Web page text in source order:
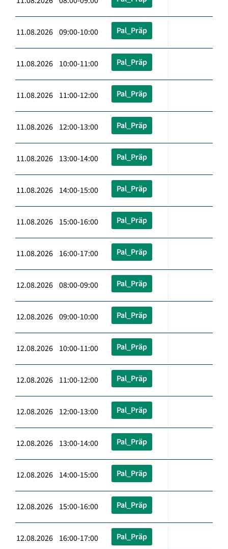
11.08.2026 09:00-10:00 Pal_Präp
11.08.2026 10:00-11:00 Pal_Präp
11.08.2026 11:00-12:00 Pal_Präp
11.08.2026 12:00-13:00 Pal_Präp
11.08.2026 13:00-14:00 Pal_Präp
11.08.2026 14:00-15:00 Pal_Präp
11.08.2026 15:00-16:00 Pal_Präp
11.08.2026 16:00-17:00 Pal_Präp
12.08.2026 08:00-09:00 Pal_Präp
12.08.2026 09:00-10:00 Pal_Präp
12.08.2026 10:00-11:00 Pal_Präp
12.08.2026 11:00-12:00 Pal_Präp
12.08.2026 12:00-13:00 Pal_Präp
12.08.2026 13:00-14:00 Pal_Präp
12.08.2026 14:00-15:00 Pal_Präp
12.08.2026 15:00-16:00 Pal_Präp
12.08.2026 16:00-17:00 Pal_Präp